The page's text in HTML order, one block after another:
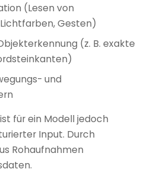
(Lesen von
Gesten)
(z. B. exakte
und
für ein Modell jedoch
Input. Durch
Rohaufnahmen